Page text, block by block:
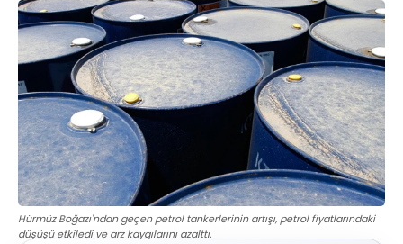
Hürmüz Boğazı'ndan geçen petrol tankerlerinin artışı, petrol fiyatlarındaki
düşüşü etkiledi ve arz kaygılarını azalttı.